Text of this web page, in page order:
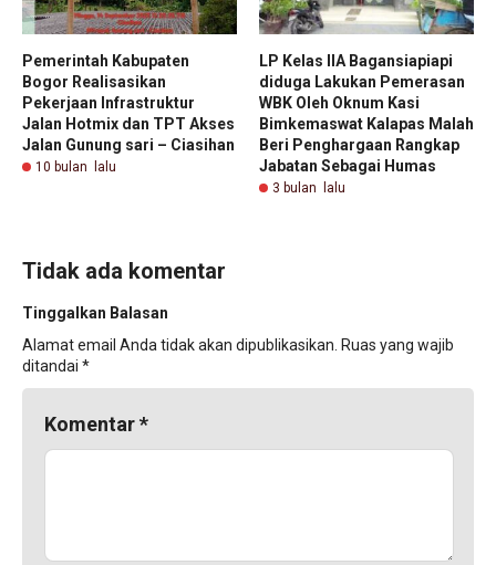
Pemerintah Kabupaten
Bogor Realisasikan
Pekerjaan Infrastruktur
Jalan Hotmix dan TPT Akses
Jalan Gunung sari – Ciasihan
10 bulan lalu
LP Kelas IIA Bagansiapiapi
diduga Lakukan Pemerasan
WBK Oleh Oknum Kasi
Bimkemaswat Kalapas Malah
Beri Penghargaan Rangkap
Jabatan Sebagai Humas
3 bulan lalu
Tidak ada komentar
Tinggalkan Balasan
Alamat email Anda tidak akan dipublikasikan. Ruas yang wajib
ditandai *
Komentar*